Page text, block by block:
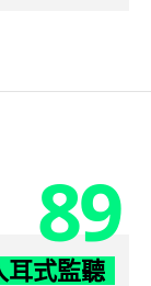
89
耳式監聽